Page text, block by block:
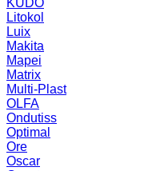
KUDO
Litokol
Luix
Makita
Mapei
Matrix
Multi-Plast
OLFA
Ondutiss
Optimal
Ore
Oscar